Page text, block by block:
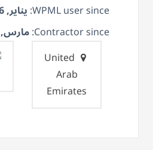
WPML user since: يناير, 2016
Contractor since: مارس, 2020
United
Arab
Emirates